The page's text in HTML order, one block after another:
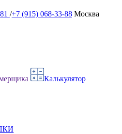
/+7 (915) 068-33-88 Москва
Калькулятор